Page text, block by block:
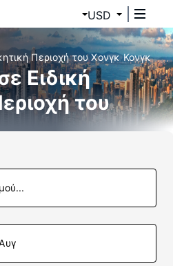
USD
Περιοχή του Χονγκ Κονγκ
Ειδική
του